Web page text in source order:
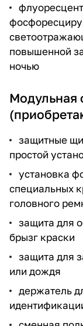
повышенной
ночью
Модульная
защитные
простой
установка
специальных
головного
защита для
брызг краски
защита для
или дождя
держатель